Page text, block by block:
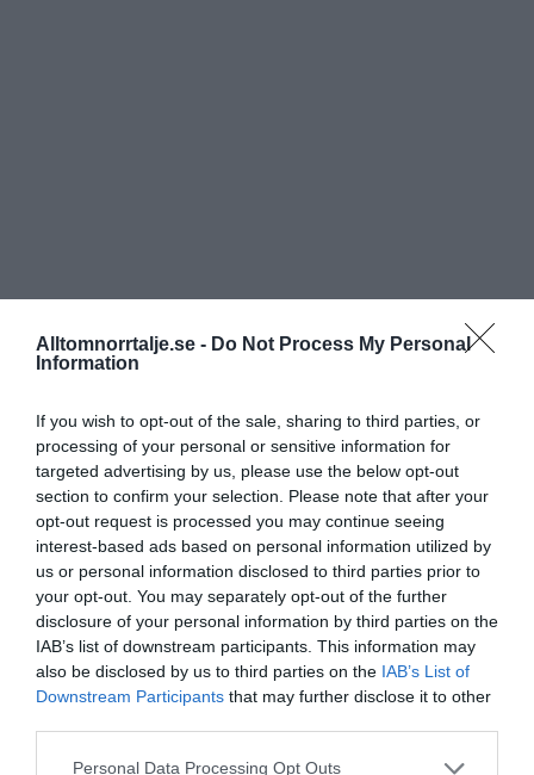
Alltomnorrtalje.se - Do Not Process My Personal
Information
If you wish to opt-out of the sale, sharing to third parties, or
processing of your personal or sensitive information for
targeted advertising by us, please use the below opt-out
section to confirm your selection. Please note that after your
opt-out request is processed you may continue seeing
interest-based ads based on personal information utilized by
us or personal information disclosed to third parties prior to
your opt-out. You may separately opt-out of the further
disclosure of your personal information by third parties on the
IAB’s list of downstream participants. This information may
also be disclosed by us to third parties on the IAB’s List of
Downstream Participants that may further disclose it to other
Personal Data Processing Opt Outs